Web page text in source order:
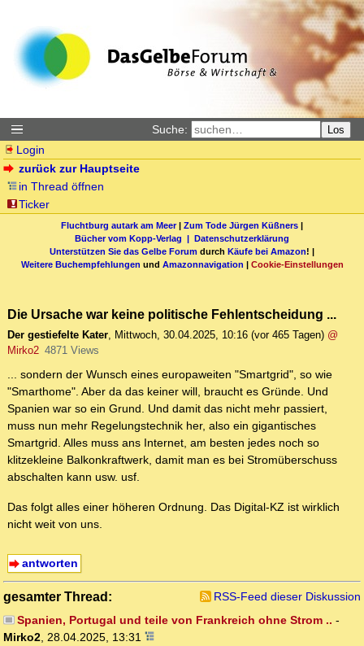
Suche: Los
Login
zurück zur Hauptseite
in Thread öffnen
Ticker
Fluchtburg autark am Meer| Zum Tode Jürgen Küßners |
Bücher vom Kopp-Verlag | Datenschutzerklärung
Unterstützen Sie das Gelbe Forum durch Käufe bei Amazon! |
Weitere Buchempfehlungen und Amazonnavigation | Cookie-Einstellungen
Die Ursache war keine politische Fehlentscheidung ...
Der gestiefelte Kater, Mittwoch, 30.04.2025, 10:16 (vor 465 Tagen) @
Mirko2 4871 Views
... sondern der Wunsch eines europaweiten "Smartgrid", so wie
"Smarthome". Aber da das keiner will, braucht es Gründe. Und
Spanien war so ein Grund. Und damit das nicht mehr passiert,
muss nun mehr Regelungstechnik her, also ein gigantisches
Smartgrid. Alles muss ans Internet, am besten jedes noch so
klitzekleine Balkonkraftwerk, damit man es bei Stromüberschuss
abschalten kann usw. usf.
Das folgt alles einer höheren Ordnung. Das Digital-KZ ist wirklich
nicht weit von uns.
antworten
gesamter Thread:
RSS-Feed dieser Diskussion
Spanien, Portugal und teile von Frankreich ohne Strom .. -
Mirko2, 28.04.2025, 13:31